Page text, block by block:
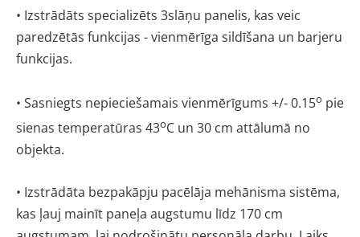
• Izstrādāts specializēts 3slāņu panelis, kas veic
paredzētās funkcijas - vienmērīga sildīšana un barjeru
funkcijas.
• Sasniegts nepieciešamais vienmērīgums +/- 0.15o pie
sienas temperatūras 43oC un 30 cm attālumā no
objekta.
• Izstrādāta bezpakāpju pacēlāja mehānisma sistēma,
kas ļauj mainīt paneļa augstumu līdz 170 cm